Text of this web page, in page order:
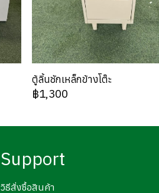
ตู้ลิ้นชักเหล็กข้างโต๊ะ
฿1,300
Support
วิธีสั่งซื้อสินค้า